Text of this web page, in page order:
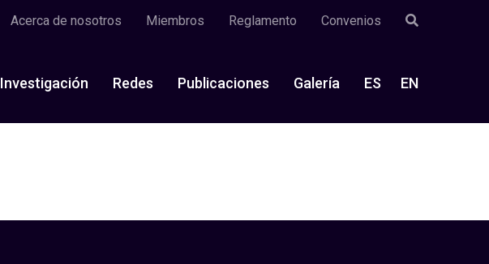
Acerca de nosotros Miembros Reglamento Convenios
Investigación Redes Publicaciones Galería ES EN